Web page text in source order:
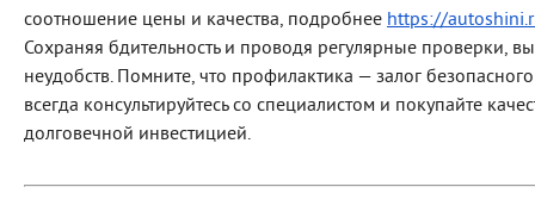
соотношение цены и качества, подробнее https://
Сохраняя бдительность и проводя регулярные проверки,
неудобств. Помните, что профилактика — залог
всегда консультируйтесь со специалистом и покупайте
долговечной инвестицией.